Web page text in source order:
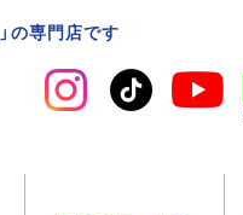
の専門店です